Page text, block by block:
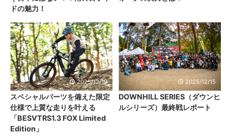
ドの魅力！
2025/12/19
スペシャルパーツを備えた限定
仕様で上質な走りを叶える
「BESVTRS1.3 FOX Limited
Edition」
2025/12/15
DOWNHILL SERIES（ダウンヒ
ルシリーズ）最終戦レポート